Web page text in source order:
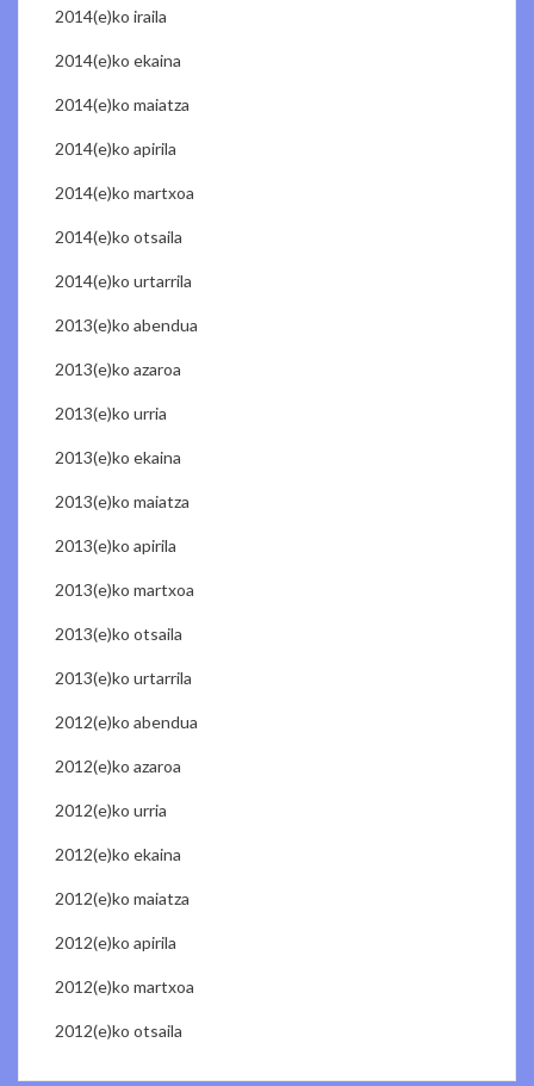
2014(e)ko iraila
2014(e)ko ekaina
2014(e)ko maiatza
2014(e)ko apirila
2014(e)ko martxoa
2014(e)ko otsaila
2014(e)ko urtarrila
2013(e)ko abendua
2013(e)ko azaroa
2013(e)ko urria
2013(e)ko ekaina
2013(e)ko maiatza
2013(e)ko apirila
2013(e)ko martxoa
2013(e)ko otsaila
2013(e)ko urtarrila
2012(e)ko abendua
2012(e)ko azaroa
2012(e)ko urria
2012(e)ko ekaina
2012(e)ko maiatza
2012(e)ko apirila
2012(e)ko martxoa
2012(e)ko otsaila